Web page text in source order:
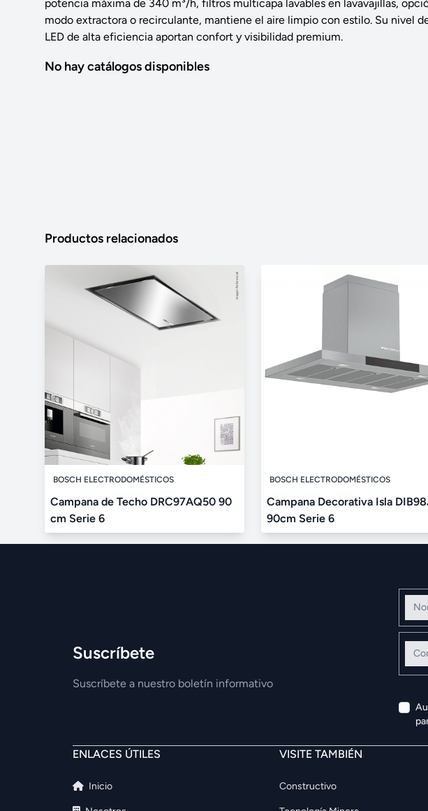
potencia máxima de 340 m³/h, filtros multicapa lavables en lavavajillas,
modo extractora o recirculante, mantiene el aire limpio con estilo. Su nivel
LED de alta eficiencia aportan confort y visibilidad premium.
No hay catálogos disponibles
Productos relacionados
BOSCH ELECTRODOMÉSTICOS
Campana de Techo DRC97AQ50 90
cm Serie 6
BOSCH ELECTRODOMÉSTICOS
Campana Decorativa Isla
90cm Serie 6
Suscríbete
Suscríbete a nuestro boletín informativo
ENLACES ÚTILES
Inicio
VISITE TAMBIÉN
Constructivo